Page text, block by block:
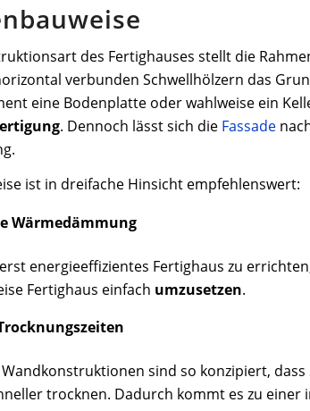
des Fertighauses stellt die
verbunden Schwellhölzern das
eine Bodenplatte oder wahlweise ein
. Dennoch lässt sich die Fassade
ist in dreifache Hinsicht empfehlenswert:
Wärmedämmung
energieeffizientes Fertighaus zu
Fertighaus einfach umzusetzen.
sind so konzipiert, dass
trocknen. Dadurch kommt es zu einer